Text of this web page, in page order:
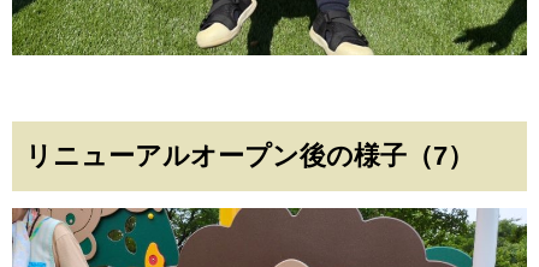
リニューアルオープン後の様子（7）